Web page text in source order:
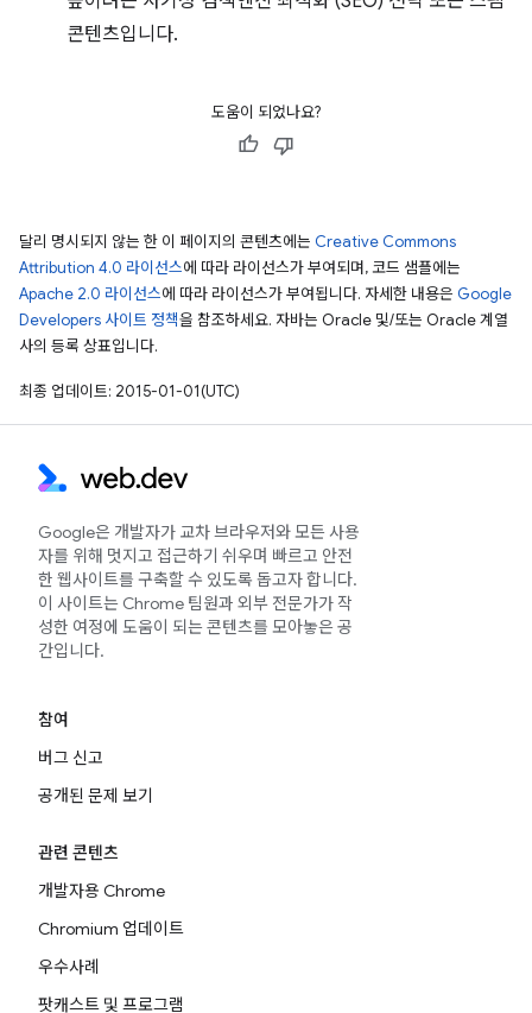
콘텐츠입니다.
도움이 되었나요?
달리 명시되지 않는 한 이 페이지의 콘텐츠에는 Creative Commons
Attribution 4.0 라이선스에 따라 라이선스가 부여되며, 코드 샘플에는
Apache 2.0 라이선스에 따라 라이선스가 부여됩니다. 자세한 내용은 Google
Developers 사이트 정책을 참조하세요. 자바는 Oracle 및/또는 Oracle 계열
사의 등록 상표입니다.
최종 업데이트: 2015-01-01(UTC)
Google은 개발자가 교차 브라우저와 모든 사용
자를 위해 멋지고 접근하기 쉬우며 빠르고 안전
한 웹사이트를 구축할 수 있도록 돕고자 합니다.
이 사이트는 Chrome 팀원과 외부 전문가가 작
성한 여정에 도움이 되는 콘텐츠를 모아놓은 공
간입니다.
참여
버그 신고
공개된 문제 보기
관련 콘텐츠
개발자용 Chrome
Chromium 업데이트
우수사례
팟캐스트 및 프로그램